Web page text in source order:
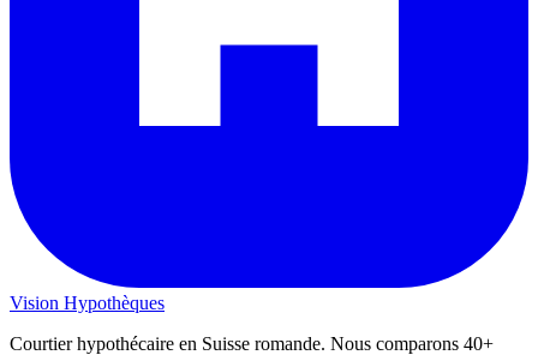
Vision Hypothèques
Courtier hypothécaire en Suisse romande. Nous comparons 40+